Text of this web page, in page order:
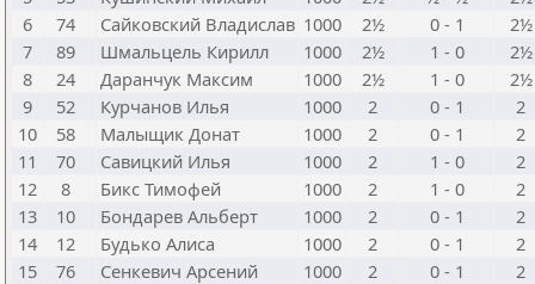
6
74 Сайковский Владислав 1000 2½ 0 - 1
2½
7
89 Шмальцель Кирилл 1000 2½ 1 - 0
2½
8
24 Даранчук Максим 1000 2½ 1 - 0
2½
9
52 Курчанов Илья 1000 2 0 - 1
2
10
58 Малыщик Донат 1000 2 0 - 1
2
11
70 Савицкий Илья 1000 2 1 - 0
2
12
8 Бикс Тимофей 1000 2 1 - 0
2
13
10 Бондарев Альберт 1000 2 0 - 1
2
14
12 Будько Алиса 1000 2 0 - 1
2
15
76 Сенкевич Арсений 1000 2 0 - 1
2